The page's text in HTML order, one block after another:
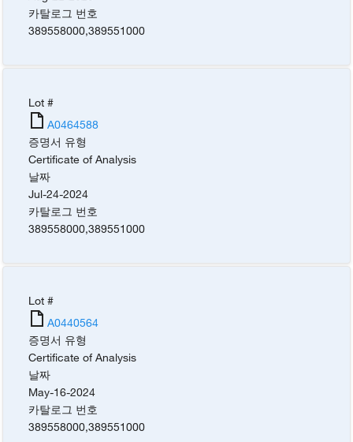
카탈로그 번호
389558000,389551000
Lot #
A0464588
증명서 유형
Certificate of Analysis
날짜
Jul-24-2024
카탈로그 번호
389558000,389551000
Lot #
A0440564
증명서 유형
Certificate of Analysis
날짜
May-16-2024
카탈로그 번호
389558000,389551000